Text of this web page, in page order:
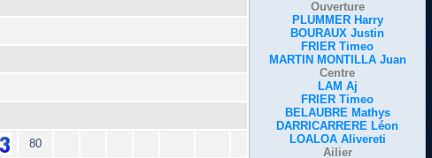
Ouverture
PLUMMER Harry
BOURAUX Justin
FRIER Timeo
MARTIN MONTILLA Juan
Centre
LAM Aj
FRIER Timeo
BELAUBRE Mathys
DARRICARRERE Léon
LOALOA Alivereti
Ailier
80